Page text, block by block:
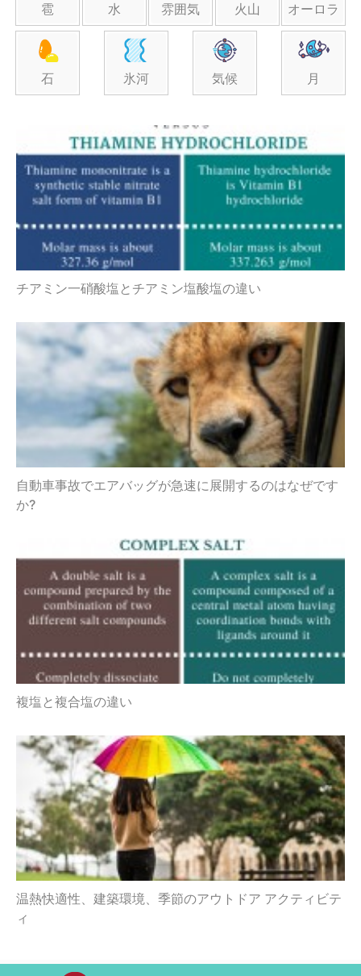
雹 水 雰囲気 火山 オーロラ
石 氷河 気候 月
チアミン一硝酸塩とチアミン塩酸塩の違い
自動車事故でエアバッグが急速に展開するのはなぜです
か?
複塩と複合塩の違い
温熱快適性、建築環境、季節のアウトドア アクティビテ
ィ